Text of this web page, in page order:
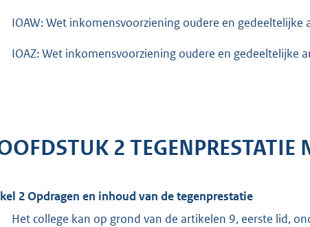
IOAW: Wet inkomensvoorziening oudere en
IOAZ: Wet inkomensvoorziening oudere en gedeeltelijke
2 TEGENPRESTATIE
2 Opdragen en inhoud van de tegenprestatie
Het college kan op grond van de artikelen 9, eerste lid,